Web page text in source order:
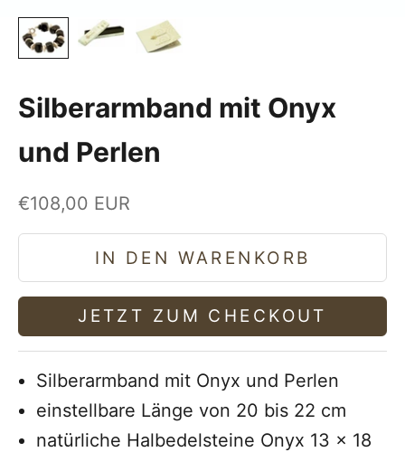
Silberarmband mit Onyx
und Perlen
Angebot
€108,00 EUR
IN DEN WARENKORB
JETZT ZUM CHECKOUT
Silberarmband mit Onyx und Perlen
einstellbare Länge von 20 bis 22 cm
natürliche Halbedelsteine Onyx 13 x 18